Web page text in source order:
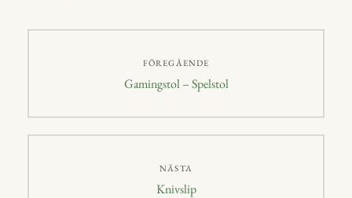
r p
FÖREGÅENDE
Föregående
Gamingstol – Spelstol
NÄSTA
Nästa
Knivslip